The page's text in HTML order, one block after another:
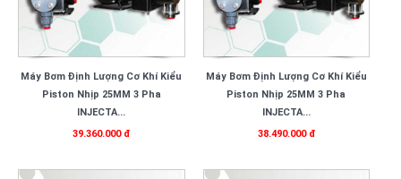
Máy Bơm Định Lượng Cơ Khí Kiểu
Piston Nhịp 25MM 3 Pha
INJECTA...
39.360.000 đ
Máy Bơm Định Lượng Cơ Khí Kiểu
Piston Nhịp 25MM 3 Pha
INJECTA...
38.490.000 đ